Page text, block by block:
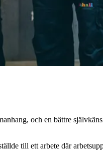
och en bättre
till ett arbete där